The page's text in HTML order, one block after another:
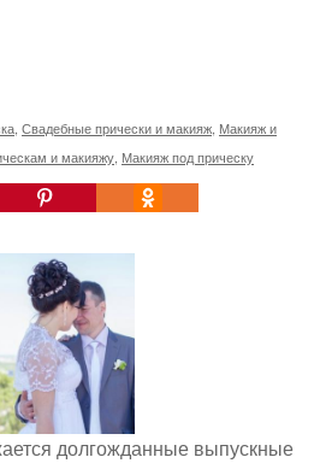
Свадебные прически и макияж Макияж и
и макияжу Макияж под прическу
долгожданные выпускные